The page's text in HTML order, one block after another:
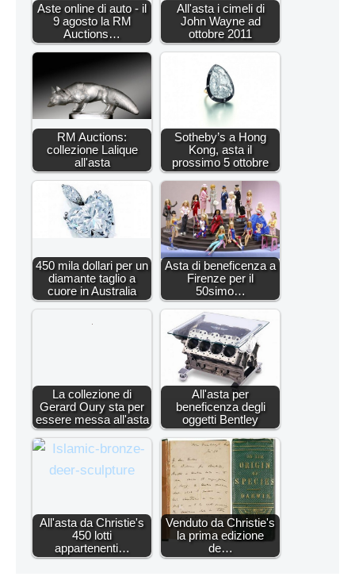
Aste online di auto - il
9 agosto la RM
Auctions…
All'asta i cimeli di
John Wayne ad
ottobre 2011
RM Auctions:
collezione Lalique
all'asta
Sotheby’s a Hong
Kong, asta il
prossimo 5 ottobre
450 mila dollari per un
diamante taglio a
cuore in Australia
Asta di beneficenza a
Firenze per il
50simo…
La collezione di
Gerard Oury sta per
essere messa all'asta
All'asta per
beneficenza degli
oggetti Bentley
All'asta da Christie's
450 lotti
appartenenti…
Venduto da Christie's
la prima edizione
de…